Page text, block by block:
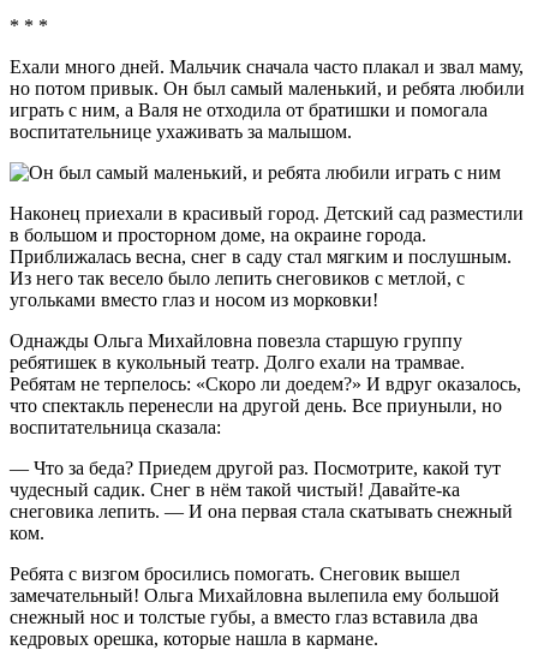
* * *
Ехали много дней. Мальчик сначала часто плакал и звал маму,
но потом привык. Он был самый маленький, и ребята любили
играть с ним, а Валя не отходила от братишки и помогала
воспитательнице ухаживать за малышом.
Наконец приехали в красивый город. Детский сад разместили
в большом и просторном доме, на окраине города.
Приближалась весна, снег в саду стал мягким и послушным.
Из него так весело было лепить снеговиков с метлой, с
угольками вместо глаз и носом из морковки!
Однажды Ольга Михайловна повезла старшую группу
ребятишек в кукольный театр. Долго ехали на трамвае.
Ребятам не терпелось: «Скоро ли доедем?» И вдруг оказалось,
что спектакль перенесли на другой день. Все приуныли, но
воспитательница сказала:
— Что за беда? Приедем другой раз. Посмотрите, какой тут
чудесный садик. Снег в нём такой чистый! Давайте-ка
снеговика лепить. — И она первая стала скатывать снежный
ком.
Ребята с визгом бросились помогать. Снеговик вышел
замечательный! Ольга Михайловна вылепила ему большой
снежный нос и толстые губы, а вместо глаз вставила два
кедровых орешка, которые нашла в кармане.